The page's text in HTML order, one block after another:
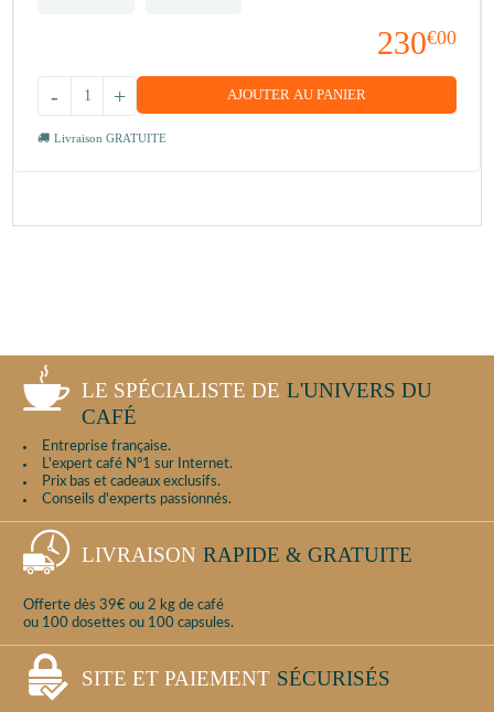
230€00
+
- AJOUTER AU PANIER
Livraison GRATUITE
LE SPÉCIALISTE DE L'UNIVERS DU
CAFÉ
Entreprise française.
L'expert café N°1 sur Internet.
Prix bas et cadeaux exclusifs.
Conseils d'experts passionnés.
LIVRAISON RAPIDE & GRATUITE
Offerte dès 39€ ou 2 kg de café
ou 100 dosettes ou 100 capsules.
SITE ET PAIEMENT SÉCURISÉS